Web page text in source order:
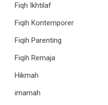
Fiqh Ikhtilaf
Fiqih Kontemporer
Fiqih Parenting
Fiqih Remaja
Hikmah
imamah